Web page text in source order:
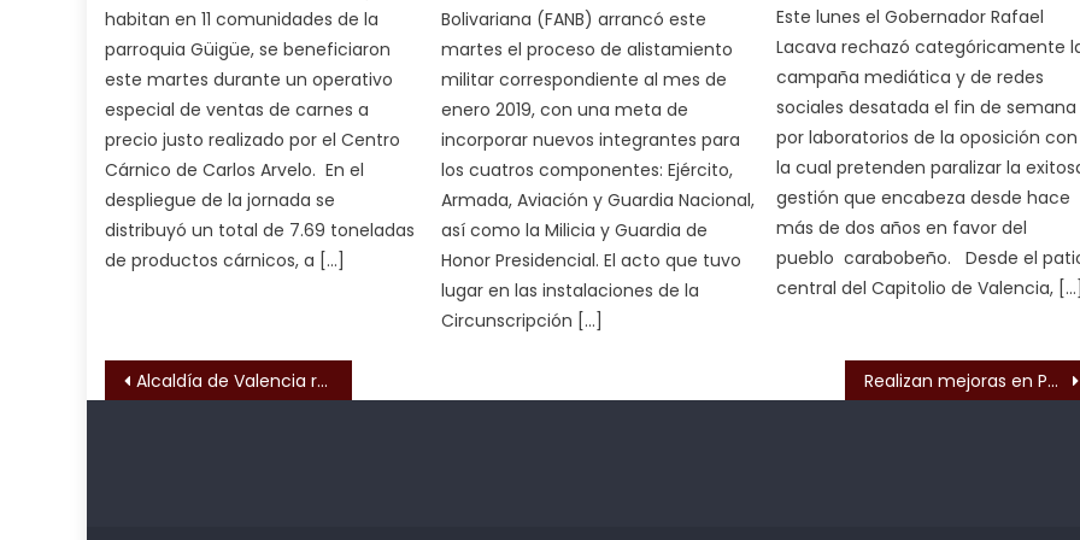
न
भ
च
त
क
स
लग
द,
sexy
habitan en 11 comunidades de la
parroquia Güigüe, se beneficiaron
este martes durante un operativo
especial de ventas de carnes a
precio justo realizado por el Centro
Cárnico de Carlos Arvelo. En el
despliegue de la jornada se
distribuyó un total de 7.69 toneladas
de productos cárnicos, a […]
Bolivariana (FANB) arrancó este
martes el proceso de alistamiento
militar correspondiente al mes de
enero 2019, con una meta de
incorporar nuevos integrantes para
los cuatros componentes: Ejército,
Armada, Aviación y Guardia Nacional,
así como la Milicia y Guardia de
Honor Presidencial. El acto que tuvo
lugar en las instalaciones de la
Circunscripción […]
Este lunes el Gobernador Rafael
Lacava rechazó categóricamente
campaña mediática y de redes
sociales desatada el fin de semana
por laboratorios de la oposición con
la cual pretenden paralizar la
gestión que encabeza desde hace
más de dos años en favor del
pueblo carabobeño. Desde el
central del Capitolio de Valencia, […]
Navegación de entradas
Alcaldía de Valencia realizó destape de cloacas en urbanización “Santa Inés” Realizan mejoras en Parque Negra Hipólita de Valencia